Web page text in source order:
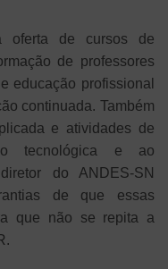
oferta de cursos de
de professores
educação profissional
continuada. Também
e atividades de
tecnológica e ao
do ANDES-SN
de que essas
que não se repita a